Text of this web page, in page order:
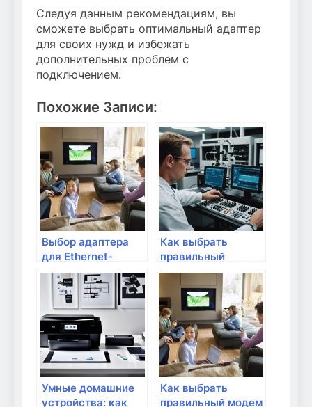
Следуя данным рекомендациям, вы
сможете выбрать оптимальный адаптер
для своих нужд и избежать
дополнительных проблем с
подключением.
Похожие Записи:
Выбор адаптера
для Ethernet-
соединения
Как выбрать
правильный
интернет-кабель?
Умные домашние
устройства: как
Как выбрать
правильный модем